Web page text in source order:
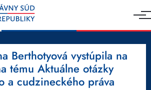
Berthotyová vystúpila na
tému Aktuálne otázky
a cudzineckého práva